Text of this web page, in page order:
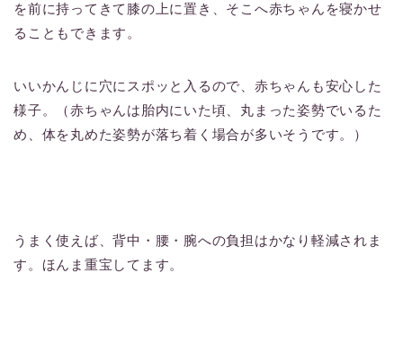
を前に持ってきて膝の上に置き、そこへ赤ちゃんを寝かせ
ることもできます。
いいかんじに穴にスポッと入るので、赤ちゃんも安心した
様子。（赤ちゃんは胎内にいた頃、丸まった姿勢でいるた
め、体を丸めた姿勢が落ち着く場合が多いそうです。）
うまく使えば、背中・腰・腕への負担はかなり軽減されま
す。ほんま重宝してます。